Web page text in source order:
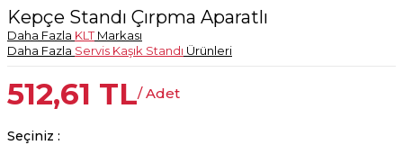
Kepçe Standı Çırpma Aparatlı
Daha Fazla KLTMarkası
Daha Fazla Servis Kaşık Standı Ürünleri
512,61 TL/ Adet
Seçiniz :